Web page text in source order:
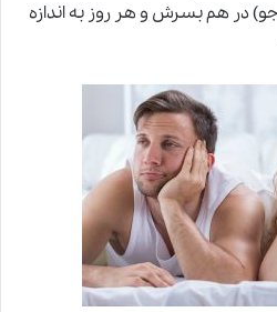
در هم بسرش و هر روز به اندازه